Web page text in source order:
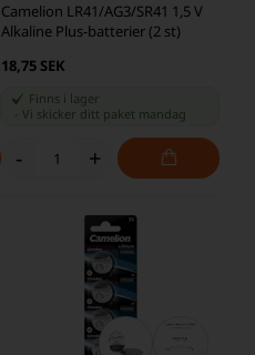
Camelion LR41/AG3/SR41 1,5 V
Alkaline Plus-batterier (2 st)
18,75 SEK
Finns i lager
Vi skicker ditt paket mandag
- +